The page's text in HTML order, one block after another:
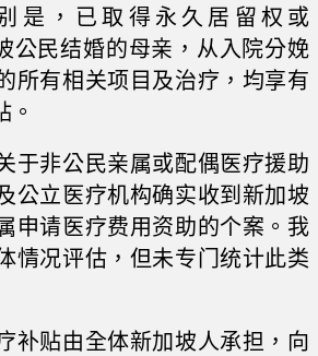
是，已取得永久居留权或
公民结婚的母亲，从入院分娩
所有相关项目及治疗，均享有
。
于非公民亲属或配偶医疗援助
公立医疗机构确实收到新加坡
申请医疗费用资助的个案。我
情况评估，但未专门统计此类
补贴由全体新加坡人承担，向